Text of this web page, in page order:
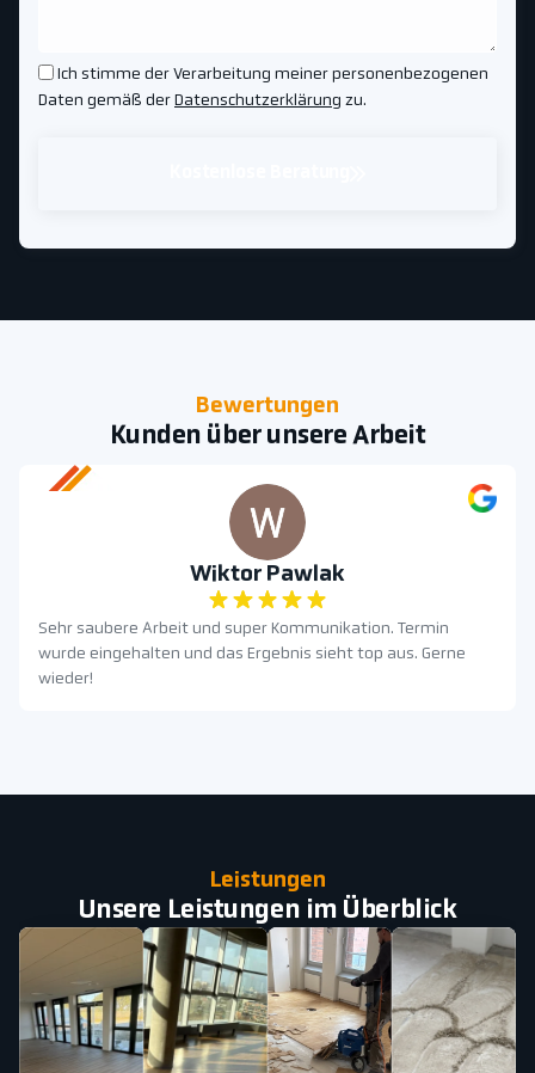
Ich stimme der Verarbeitung meiner personenbezogenen
Daten gemäß der Datenschutzerklärung zu.
Bewertungen
Kunden über unsere Arbeit
Wiktor Pawlak
Sehr saubere Arbeit und super Kommunikation. Termin
wurde eingehalten und das Ergebnis sieht top aus. Gerne
wieder!
Leistungen
Unsere Leistungen im Überblick